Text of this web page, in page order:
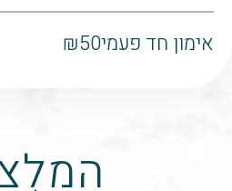
אימון חד פעמי₪50